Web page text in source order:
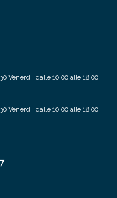
Venerdì: dalle 10:00 alle 18:00
Venerdì: dalle 10:00 alle 18:00